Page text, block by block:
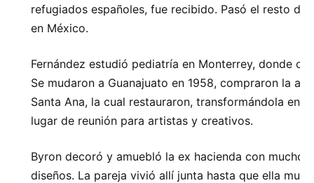
refugiados españoles, fue recibido. Pasó el resto de
en México.
Fernández estudió pediatría en Monterrey, donde
Se mudaron a Guanajuato en 1958, compraron la
Santa Ana, la cual restauraron, transformándola en
lugar de reunión para artistas y creativos.
Byron decoró y amuebló la ex hacienda con
diseños. La pareja vivió allí junta hasta que ella